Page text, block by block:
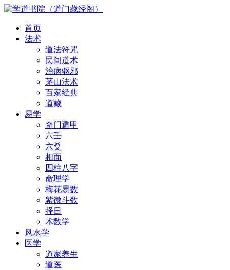
首页
法术
道法符咒
民间道术
治病驱邪
茅山法术
百家经典
道藏
易学
奇门遁甲
六壬
六爻
相面
四柱八字
命理学
梅花易数
紫微斗数
择日
术数学
风水学
医学
道家养生
道医